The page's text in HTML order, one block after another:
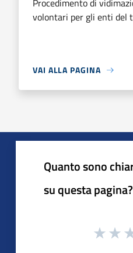
Procedimento di
volontari per gli enti del
VAI ALLA PAGINA
Quanto sono
su questa pagina?